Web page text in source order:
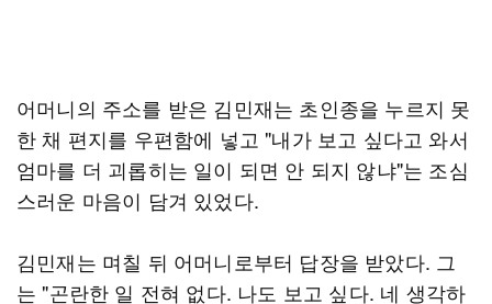
어머니의 주소를 받은 김민재는 초인종을 누르지 못
한 채 편지를 우편함에 넣고 "내가 보고 싶다고 와서
엄마를 더 괴롭히는 일이 되면 안 되지 않냐"는 조심
스러운 마음이 담겨 있었다.
김민재는 며칠 뒤 어머니로부터 답장을 받았다. 그
는 "곤란한 일 전혀 없다. 나도 보고 싶다. 네 생각하